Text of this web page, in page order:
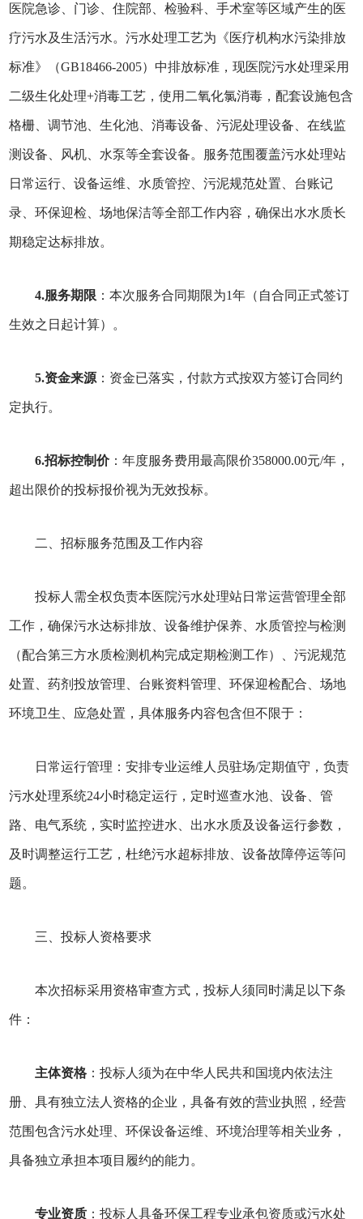
医院急诊、门诊、住院部、检验科、手术室等区域产生的医
疗污水及生活污水。污水处理工艺为《医疗机构水污染排放
标准》（GB18466-2005）中排放标准，现医院污水处理采用
二级生化处理+消毒工艺，使用二氧化氯消毒，配套设施包含
格栅、调节池、生化池、消毒设备、污泥处理设备、在线监
测设备、风机、水泵等全套设备。服务范围覆盖污水处理站
日常运行、设备运维、水质管控、污泥规范处置、台账记
录、环保迎检、场地保洁等全部工作内容，确保出水水质长
期稳定达标排放。
4.服务期限 ：本次服务合同期限为1年（自合同正式签订
生效之日起计算）。
5.资金来源 ：资金已落实，付款方式按双方签订合同约
定执行。
6.招标控制价：年度服务费用最高限价358000.00元/年，
超出限价的投标报价视为无效投标。
二、招标服务范围及工作内容
投标人需全权负责本医院污水处理站日常运营管理全部
工作，确保污水达标排放、设备维护保养、水质管控与检测
（配合第三方水质检测机构完成定期检测工作）、污泥规范
处置、药剂投放管理、台账资料管理、环保迎检配合、场地
环境卫生、应急处置，具体服务内容包含但不限于：
日常运行管理：安排专业运维人员驻场/定期值守，负责
污水处理系统24小时稳定运行，定时巡查水池、设备、管
路、电气系统，实时监控进水、出水水质及设备运行参数，
及时调整运行工艺，杜绝污水超标排放、设备故障停运等问
题。
三、投标人资格要求
本次招标采用资格审查方式，投标人须同时满足以下条
件：
主体资格 ：投标人须为在中华人民共和国境内依法注
册、具有独立法人资格的企业，具备有效的营业执照，经营
范围包含污水处理、环保设备运维、环境治理等相关业务，
具备独立承担本项目履约的能力。
专业资质 ：投标人具备环保工程专业承包资质或污水处